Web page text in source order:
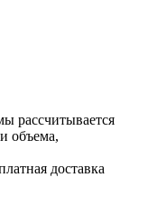
рассчитывается
объема,
доставка